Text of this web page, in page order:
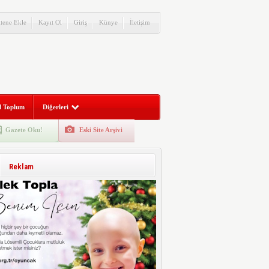
Ekle Kayıt Ol Giriş Künye İletişim
Toplum Diğerleri
Gazete Oku! Eski Site Arşivi
Reklam